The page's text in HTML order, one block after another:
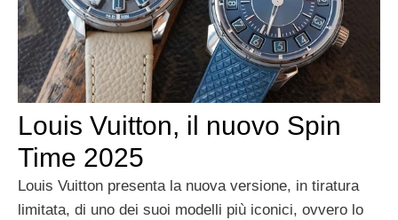
Louis Vuitton, il nuovo Spin
Time 2025
Louis Vuitton presenta la nuova versione, in tiratura
limitata, di uno dei suoi modelli più iconici, ovvero lo